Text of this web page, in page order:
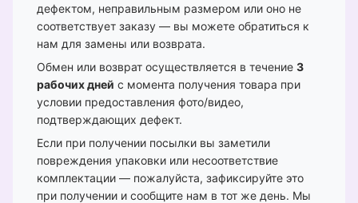
дефектом, неправильным размером или оно не
соответствует заказу — вы можете обратиться к
нам для замены или возврата.
Обмен или возврат осуществляется в течение 3
рабочих дней с момента получения товара при
условии предоставления фото/видео,
подтверждающих дефект.
Если при получении посылки вы заметили
повреждения упаковки или несоответствие
комплектации — пожалуйста, зафиксируйте это
при получении и сообщите нам в тот же день. Мы